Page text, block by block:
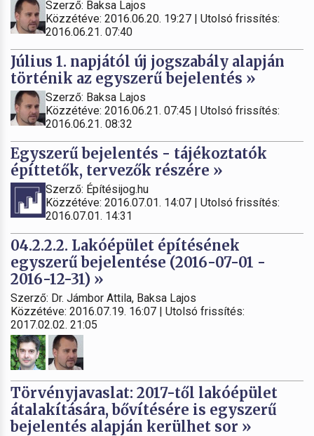
Szerző: Baksa Lajos
Közzétéve: 2016.06.20. 19:27 | Utolsó frissítés:
2016.06.21. 07:40
Július 1. napjától új jogszabály alapján
történik az egyszerű bejelentés »
Szerző: Baksa Lajos
Közzétéve: 2016.06.21. 07:45 | Utolsó frissítés:
2016.06.21. 08:32
Egyszerű bejelentés - tájékoztatók
építtetők, tervezők részére »
Szerző: Építésijog.hu
Közzétéve: 2016.07.01. 14:07 | Utolsó frissítés:
2016.07.01. 14:31
04.2.2.2. Lakóépület építésének
egyszerű bejelentése (2016-07-01 -
2016-12-31) »
Szerző: Dr. Jámbor Attila, Baksa Lajos
Közzétéve: 2016.07.19. 16:07 | Utolsó frissítés:
2017.02.02. 21:05
Törvényjavaslat: 2017-től lakóépület
átalakítására, bővítésére is egyszerű
bejelentés alapján kerülhet sor »